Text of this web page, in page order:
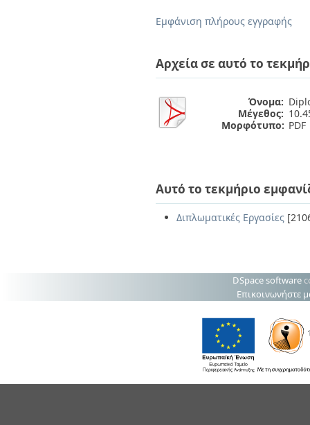
Εμφάνιση πλήρους εγγραφής
Αρχεία σε αυτό το
Όνομα:
Μέγεθος:
Μορφότυπο: PDF
Αυτό το τεκμήριο
Διπλωματικές Εργασίες
DSpace software
Επικοινωνήστε